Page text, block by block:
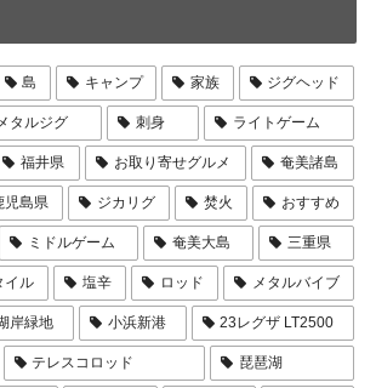
島 キャンプ 家族 ジグヘッド
メタルジグ 刺身 ライトゲーム
福井県 お取り寄せグルメ 奄美諸島
児島県 ジカリグ 焚火 おすすめ
ミドルゲーム 奄美大島 三重県
イル 塩辛 ロッド メタルバイブ
岸緑地 小浜新港 23レグザ LT2500
テレスコロッド 琵琶湖